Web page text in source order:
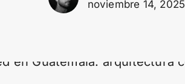
noviembre 14, 2025